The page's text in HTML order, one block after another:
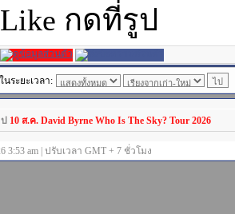
Like กดที่รูป
ระยะเวลา:
ป 10 ส.ค. David Byrne Who Is The Sky? Tour 2026
3:53 am | ปรับเวลา GMT + 7 ชั่วโมง